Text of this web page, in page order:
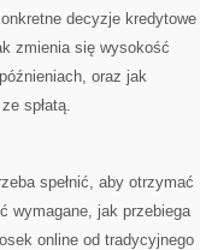
decyzje kredytowe
zmienia się wysokość
oraz jak
spłatą.
spełnić, aby otrzymać
wymagane, jak przebiega
online od tradycyjnego